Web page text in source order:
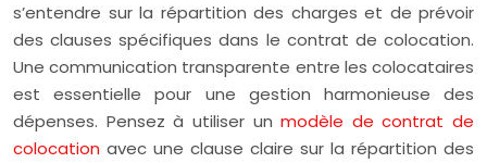
s’entendre sur la répartition des charges et de prévoir
des clauses spécifiques dans le contrat de colocation.
Une communication transparente entre les colocataires
est essentielle pour une gestion harmonieuse des
dépenses. Pensez à utiliser unmodèle de contrat de
colocation avec une clause claire sur la répartition des